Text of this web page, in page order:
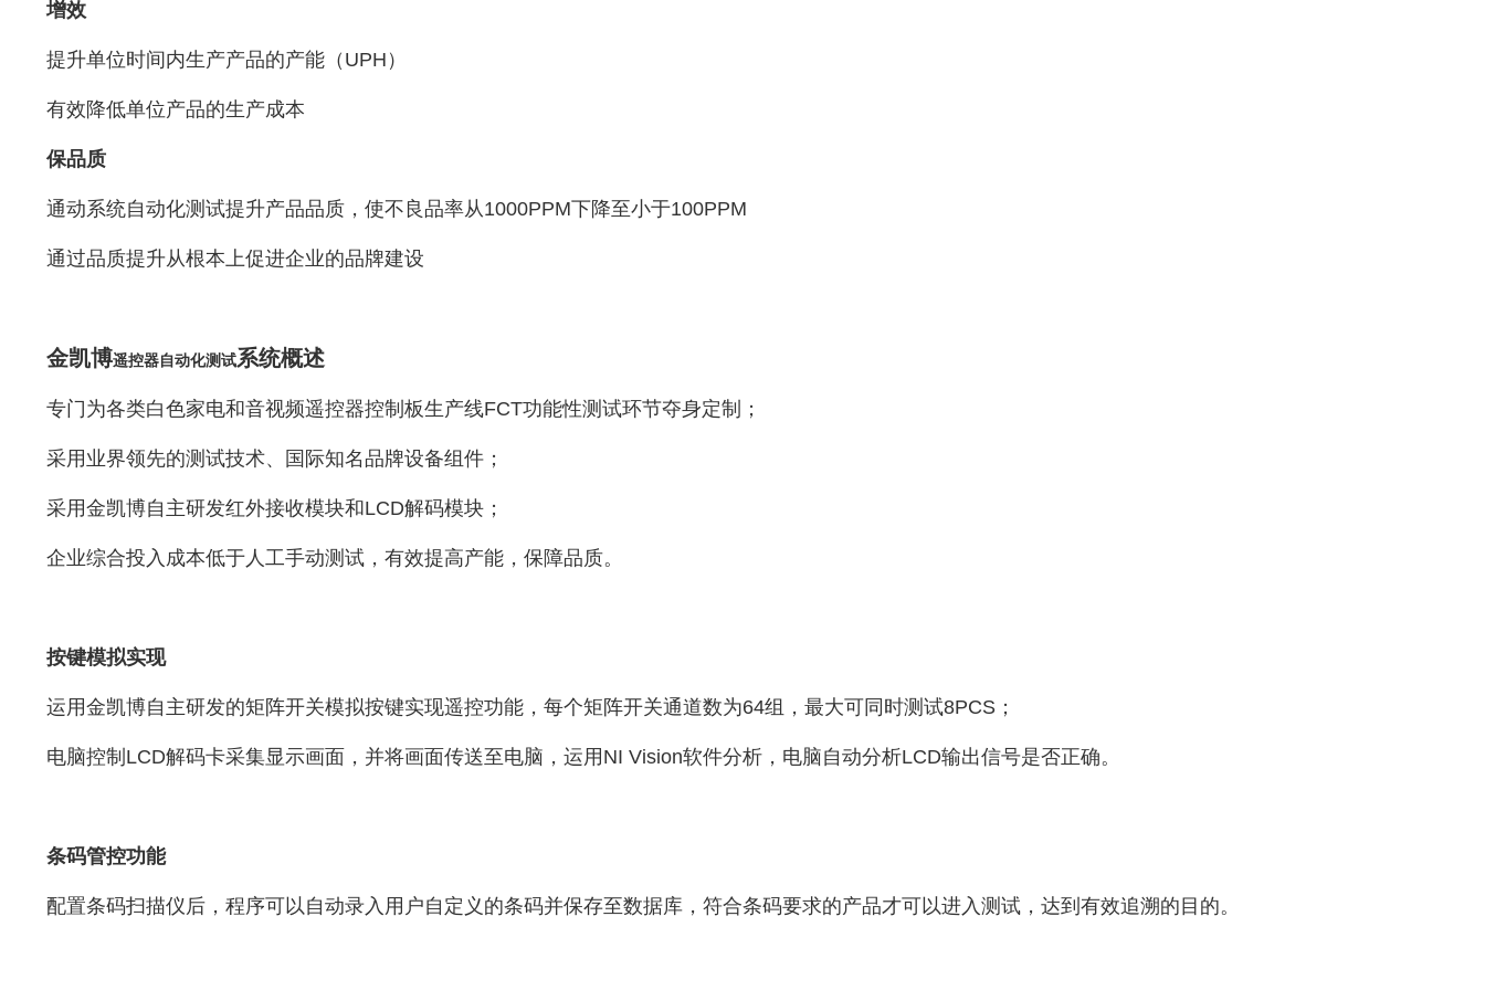
增效
提升单位时间内生产产品的产能（UPH）
有效降低单位产品的生产成本
保品质
通动系统自动化测试提升产品品质，使不良品率从1000PPM下降至小于100PPM
通过品质提升从根本上促进企业的品牌建设
金凯博遥控器自动化测试系统概述
专门为各类白色家电和音视频遥控器控制板生产线FCT功能性测试环节夺身定制；
采用业界领先的测试技术、国际知名品牌设备组件；
采用金凯博自主研发红外接收模块和LCD解码模块；
企业综合投入成本低于人工手动测试，有效提高产能，保障品质。
按键模拟实现
运用金凯博自主研发的矩阵开关模拟按键实现遥控功能，每个矩阵开关通道数为64组，最大可同时测试8PCS；
电脑控制LCD解码卡采集显示画面，并将画面传送至电脑，运用NI Vision软件分析，电脑自动分析LCD输出信号是否正确。
条码管控功能
配置条码扫描仪后，程序可以自动录入用户自定义的条码并保存至数据库，符合条码要求的产品才可以进入测试，达到有效追溯的目的。